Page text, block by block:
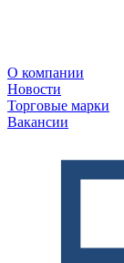
О компании
Новости
Торговые марки
Вакансии